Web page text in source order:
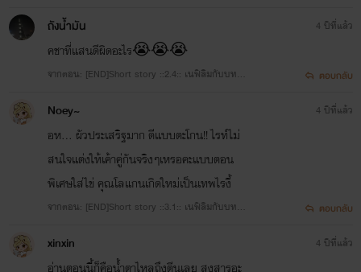
ถังน้ำมัน
คชาที่แสนดีผิดอะไร😭😭😭
จากตอน: [END]Short story ::2.4:: เนฟิลิมกับบทบา
Manipulation/suicide/toxic relationship
4 ปีที่แล้ว
ตอบกลับ
Noey~
อห... ผัวประเสริฐมาก ดีแบบตะโกน!! ไรท์ไม่
สนใจแต่งให้เค้าคู่กันจริงๆเหรอคะแบบตอน
พิเศษใส่ไข่ คุณโลแกนเกิดใหม่เป็นเทพไรงี้
จากตอน: [END]Short story ::3.1:: เนฟิลิมกับบทบา
4 ปีที่แล้ว
ตอบกลับ
xinxin
อ่านตอนนี้ก็คือน้ำตาไหลถึงตีนเลย สงสารอะ
4 ปีที่แล้ว